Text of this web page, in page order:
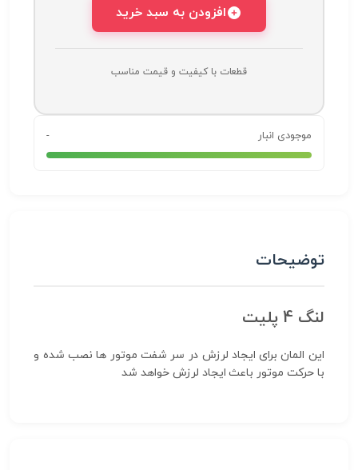
افزودن به سبد خرید
قطعات با کیفیت و قیمت مناسب
موجودی انبار -
توضیحات
لنگ 4 پلیت
این المان برای ایجاد لرزش در سر شفت موتور ها نصب شده و
با حرکت موتور باعث ایجاد لرزش خواهد شد